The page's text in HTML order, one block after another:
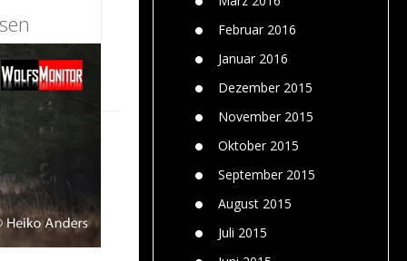
Februar 2016
Januar 2016
Dezember 2015
November 2015
Oktober 2015
September 2015
August 2015
Juli 2015